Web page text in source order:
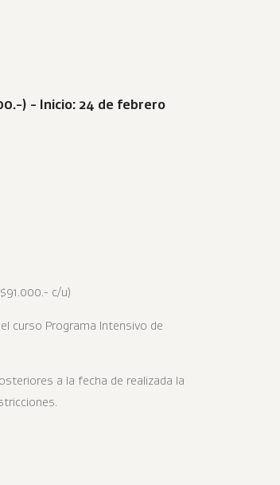
) - Inicio: 24 de febrero
c/u)
curso Programa Intensivo de
a la fecha de realizada la